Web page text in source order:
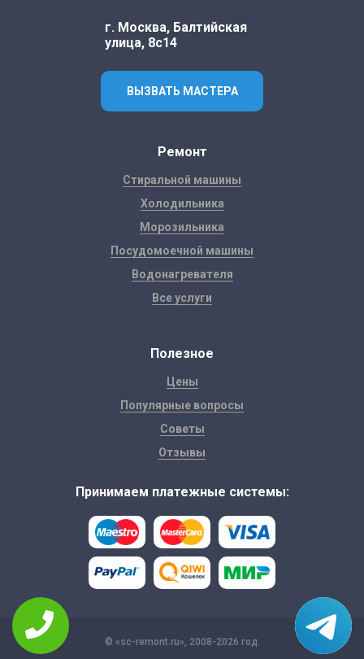
г. Москва, Балтийская
улица, 8с14
ВЫЗВАТЬ МАСТЕРА
Ремонт
Стиральной машины
Холодильника
Морозильника
Посудомоечной машины
Водонагревателя
Все услуги
Полезное
Цены
Популярные вопросы
Советы
Отзывы
Принимаем платежные системы:
© «sc-remont.ru», 2008-2026 год.